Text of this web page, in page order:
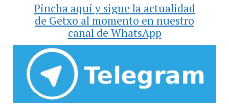
Pincha aquí y sigue la actualidad
de Getxo al momento en nuestro
canal de WhatsApp